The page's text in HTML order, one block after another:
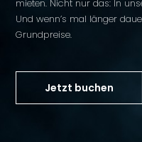
mieten. Nicht nur das: In
Und wenn’s mal länger
Grundpreise.
Jetzt buchen